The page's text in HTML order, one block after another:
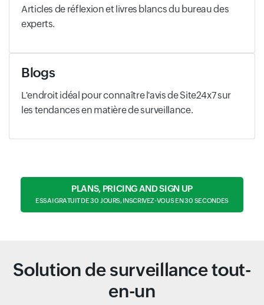
Articles de réflexion et livres blancs du bureau des
experts.
Blogs
L'endroit idéal pour connaître l'avis de Site24x7 sur
les tendances en matière de surveillance.
PLANS, PRICING AND SIGN UP
ESSAI GRATUIT DE 30 JOURS, INSCRIVEZ-VOUS EN 30 SECONDES
Solution de surveillance tout-
en-un